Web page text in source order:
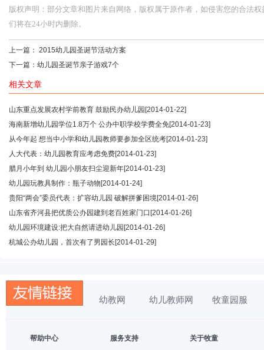
版权声明：部分文章和图片来自网络，版权属于原作者，如侵害您的合法
们将在24小时内删除。
上一篇： 2015幼儿园圣诞节活动方案
下一篇： 幼儿园圣诞节亲子游戏7个
相关文章
山东重点发展农村学前教育 鼓励民办幼儿园 [2014-01-22]
海南新增幼儿园学位1.8万个 公办中职学校学费全免[2014-01-23]
从今年起 想当中小学和幼儿园教师要参加全区统考[2014-01-23]
人大代表：幼儿园教育应考虑免费[2014-01-23]
腊月小年到 幼儿园小朋友扫尘迎新年[2014-01-23]
幼儿园玩教具制作：瓶子动物 [2014-01-24]
贵阳“两会”委员代表：扩容幼儿园 破解拼爹困境[2014-01-26]
山东省齐河县把优质公办园建到老百姓家门口 [2014-01-26]
幼儿园环境建设:把大自然请进幼儿园 [2014-01-26]
杭城公办幼儿园，首次有了男园长 [2014-01-29]
幼教网 幼儿教师网 牧童园服
帮助中心 服务支持 关于牧童